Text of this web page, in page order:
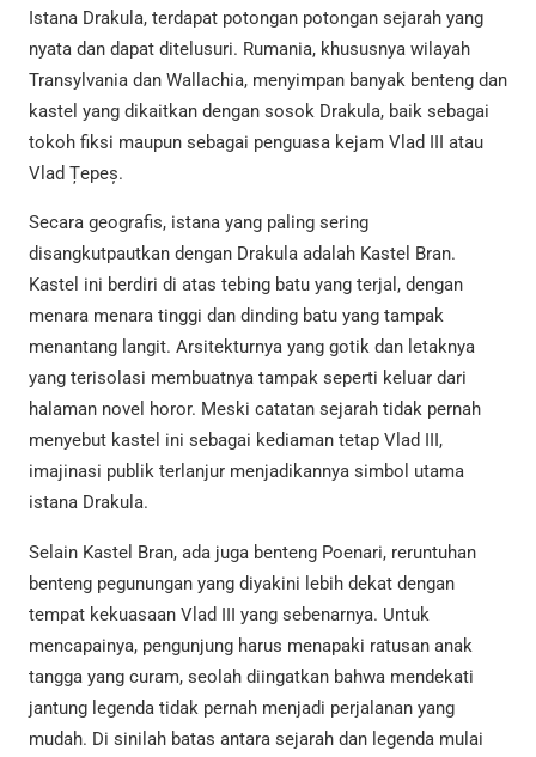
Istana Drakula, terdapat potongan potongan sejarah yang
nyata dan dapat ditelusuri. Rumania, khususnya wilayah
Transylvania dan Wallachia, menyimpan banyak benteng dan
kastel yang dikaitkan dengan sosok Drakula, baik sebagai
tokoh fiksi maupun sebagai penguasa kejam Vlad III atau
Vlad Țepeș.
Secara geografis, istana yang paling sering
disangkutpautkan dengan Drakula adalah Kastel Bran.
Kastel ini berdiri di atas tebing batu yang terjal, dengan
menara menara tinggi dan dinding batu yang tampak
menantang langit. Arsitekturnya yang gotik dan letaknya
yang terisolasi membuatnya tampak seperti keluar dari
halaman novel horor. Meski catatan sejarah tidak pernah
menyebut kastel ini sebagai kediaman tetap Vlad III,
imajinasi publik terlanjur menjadikannya simbol utama
istana Drakula.
Selain Kastel Bran, ada juga benteng Poenari, reruntuhan
benteng pegunungan yang diyakini lebih dekat dengan
tempat kekuasaan Vlad III yang sebenarnya. Untuk
mencapainya, pengunjung harus menapaki ratusan anak
tangga yang curam, seolah diingatkan bahwa mendekati
jantung legenda tidak pernah menjadi perjalanan yang
mudah. Di sinilah batas antara sejarah dan legenda mulai